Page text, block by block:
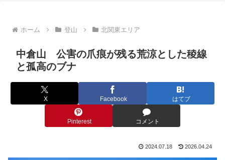
ホーム 登山 北関東エリア
中倉山 公害の爪痕が残る荒涼とした稜線
と孤高のブナ
X Facebook はてブ
Pinterest コメント
2024.07.18 2026.04.24